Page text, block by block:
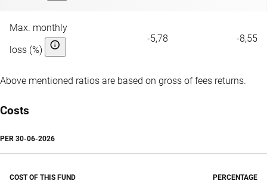
Max. monthly
loss (%)
-5,78 -8,55
Above mentioned ratios are based on gross of fees returns.
Costs
PER 30-06-2026
COST OF THIS FUND PERCENTAGE